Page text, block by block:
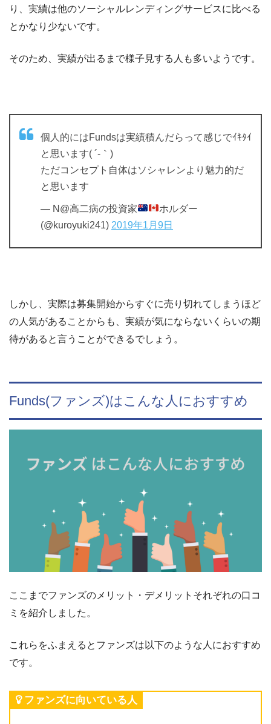
り、実績は他のソーシャルレンディングサービスに比べる
とかなり少ないです。
そのため、実績が出るまで様子見する人も多いようです。
個人的にはFundsは実績積んだらって感じでｲｷﾀｲ
と思います( ´-｀)
ただコンセプト自体はソシャレンより魅力的だ
と思います
— N@高二病の投資家
ホルダー
(@kuroyuki241) 2019年1月9日
しかし、実際は募集開始からすぐに売り切れてしまうほど
の人気があることからも、実績が気にならないくらいの期
待があると言うことができるでしょう。
Funds(ファンズ)はこんな人におすすめ
ここまでファンズのメリット・デメリットそれぞれの口コ
ミを紹介しました。
これらをふまえるとファンズは以下のような人におすすめ
です。
ファンズに向いている人